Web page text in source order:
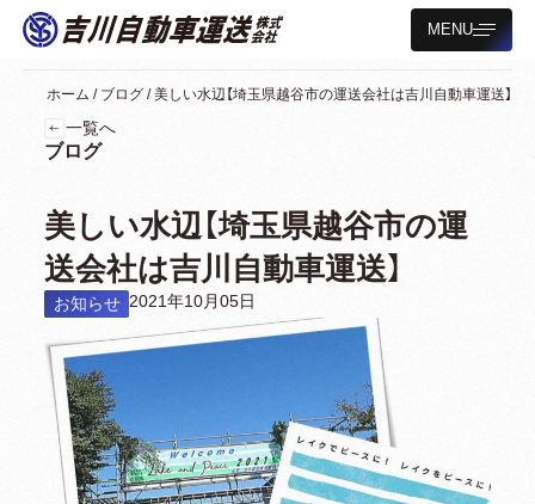
MENU
ホーム / ブログ /美しい水辺【埼玉県越谷市の運送会社は吉川自動車運送】
一覧へ
ブログ
美しい水辺【埼玉県越谷市の運
送会社は吉川自動車運送】
お知らせ 2021年10月05日